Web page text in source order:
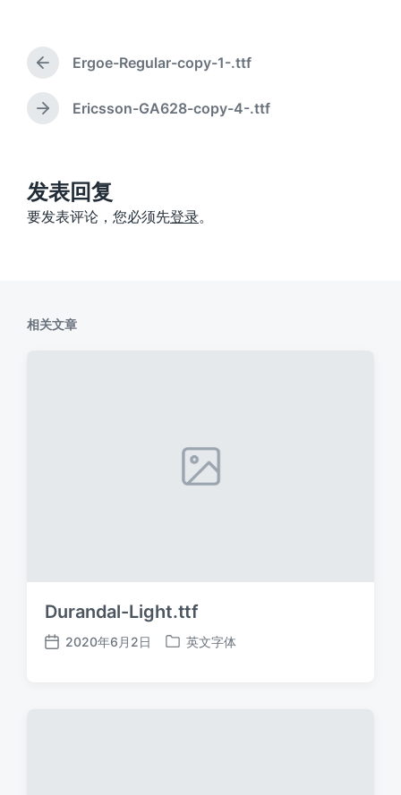
上
篇
文
章
Ergoe-Regular-copy-1-.ttf
下
：
Ericsson-GA628-copy-4-.ttf
发表回复
要发表评论，您必须先登录。
相关文章
Durandal-Light.ttf
发
2020年6月2日
发
英文字体